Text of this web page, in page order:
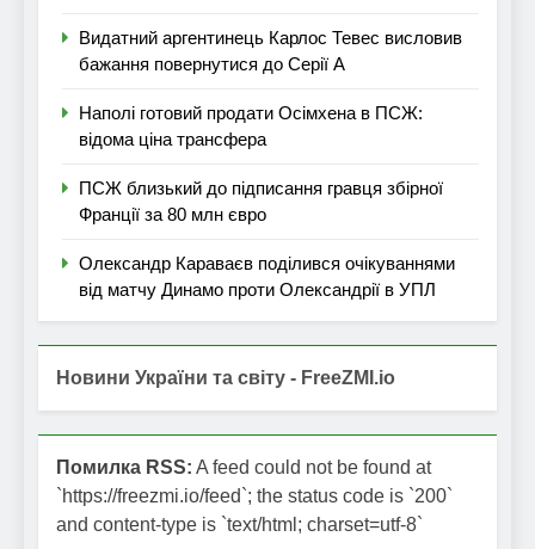
Видатний аргентинець Карлос Тевес висловив
бажання повернутися до Серії А
Наполі готовий продати Осімхена в ПСЖ:
відома ціна трансфера
ПСЖ близький до підписання гравця збірної
Франції за 80 млн євро
Олександр Караваєв поділився очікуваннями
від матчу Динамо проти Олександрії в УПЛ
Новини України та світу - FreeZMI.io
Помилка RSS: A feed could not be found at
`https://freezmi.io/feed`; the status code is `200`
and content-type is `text/html; charset=utf-8`